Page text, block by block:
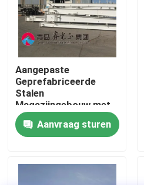
Neem contact met ons op
Nieuws
Gevallen
Aangepaste
Geprefabriceerde
Stalen
Magazijngebouw met
Sandwichpaneel
Aanvraag sturen